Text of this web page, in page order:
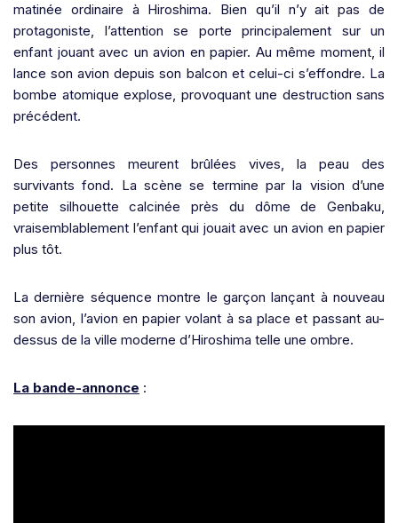
matinée ordinaire à Hiroshima. Bien qu’il n’y ait pas de
protagoniste, l’attention se porte principalement sur un
enfant jouant avec un avion en papier. Au même moment, il
lance son avion depuis son balcon et celui-ci s’effondre. La
bombe atomique explose, provoquant une destruction sans
précédent.
Des personnes meurent brûlées vives, la peau des
survivants fond. La scène se termine par la vision d’une
petite silhouette calcinée près du dôme de Genbaku,
vraisemblablement l’enfant qui jouait avec un avion en papier
plus tôt.
La dernière séquence montre le garçon lançant à nouveau
son avion, l’avion en papier volant à sa place et passant au-
dessus de la ville moderne d’Hiroshima telle une ombre.
La bande-annonce :